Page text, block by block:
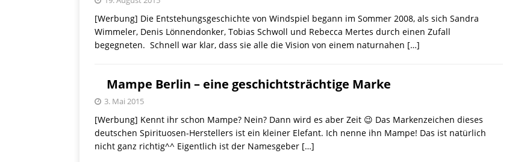
[ 10. April 2021 ] my Time – zweimal und nie wieder SHOPVORSTELLUNGEN
[ 9. Februar 2021 ] W.K. Kellogg ® Müslis – mit einem knackigen Crunch
VERPOORTEN PRODUKTVORSTELLUNGEN
[ 29. November 2020 ] Selection des Jahres 2021 von Melitta® BellaCrema®
[Werbung] Die Entstehungsgeschichte von Windspiel begann im Sommer 2008, als sich Sandra
Wimmeler, Denis Lönnendonker, Tobias Schwoll und Rebecca Mertes durch einen Zufall
begegneten. Schnell war klar, dass sie alle die Vision von einem naturnahen […]
Mampe Berlin – eine geschichtsträchtige Marke
3. Mai 2015
[Werbung] Kennt ihr schon Mampe? Nein? Dann wird es aber Zeit 😉 Das Markenzeichen dieses
deutschen Spirituosen-Herstellers ist ein kleiner Elefant. Ich nenne ihn Mampe! Das ist natürlich
nicht ganz richtig^^ Eigentlich ist der Namesgeber […]